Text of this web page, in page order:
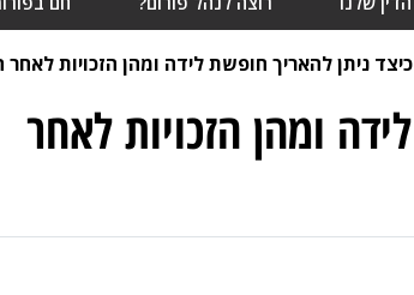
כיצד ניתן להאריך חופשת לידה ומהן הזכויות
ומהן הזכויות לאחר